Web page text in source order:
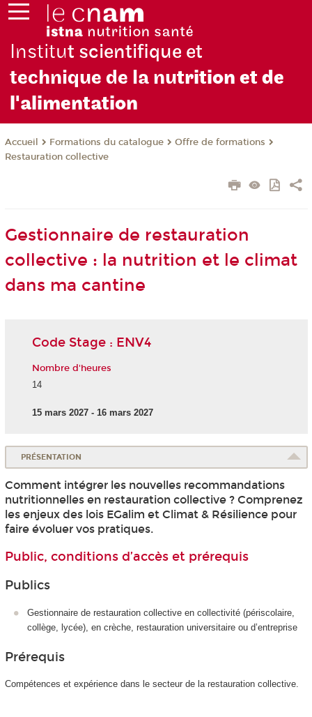
Institut scientifique et
technique de la nutrition et de
l'alimentation
Accueil Formations du catalogue
Offre de formations
Restauration collective
Gestionnaire de restauration
collective : la nutrition et le climat
dans ma cantine
Code Stage : ENV4
Nombre d'heures
14
15 mars 2027 - 16 mars 2027
PRÉSENTATION
Comment intégrer les nouvelles recommandations
nutritionnelles en restauration collective ? Comprenez
les enjeux des lois EGalim et Climat & Résilience pour
faire évoluer vos pratiques.
Public, conditions d’accès et prérequis
Publics
Gestionnaire de restauration collective en collectivité (périscolaire,
collège, lycée), en crèche, restauration universitaire ou d’entreprise
Prérequis
Compétences et expérience dans le secteur de la restauration collective.